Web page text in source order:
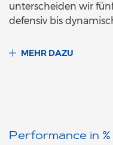
unterscheiden wir
defensiv bis
MEHR DAZU
Performance in %